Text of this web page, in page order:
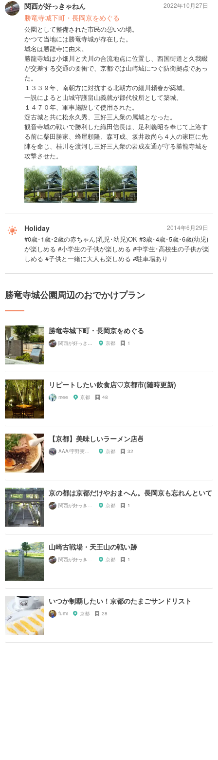
関西が好っきゃねん
勝竜寺城下町・長岡京をめぐる
公園として整備された市民の憩いの場。
かつて当地には勝竜寺城が存在した。
城名は勝龍寺に由来。
勝龍寺城は小畑川と犬川の合流地点に位置し、西国街道と久我畷
が交差する交通の要衝で、京都では山崎城につぐ防衛拠点であっ
た。
１３３９年、南朝方に対抗する北朝方の細川頼春が築城。
一説によると山城守護畠山義就が郡代役所として築城。
１４７０年、軍事施設して使用された。
淀古城と共に松永久秀、三好三人衆の属城となった。
観音寺城の戦いで勝利した織田信長は、足利義昭を奉じて上洛す
る前に柴田勝家、蜂屋頼隆、森可成、坂井政尚ら４人の家臣に先
陣を命じ、桂川を渡河し三好三人衆の岩成友通が守る勝龍寺城を
攻撃させた。
2022年10月27日
Holiday
#0歳･1歳･2歳の赤ちゃん(乳児･幼児)OK #3歳･4歳･5歳･6歳(幼児)
が楽しめる #小学生の子供が楽しめる #中学生･高校生の子供が楽
しめる #子供と一緒に大人も楽しめる #駐車場あり
2014年6月29日
勝竜寺城公園周辺のおでかけプラン
勝竜寺城下町・長岡京をめぐる
関西が好っきゃねん 京都 1
リピートしたい飲食店♡京都市(随時更新)
mee 京都 48
【京都】美味しいラーメン店🍜
AAA/宇野実彩子推し 京都 32
京の都は京都だけやおまへん。長岡京も忘れんといて
関西が好っきゃねん 京都 1
山崎古戦場・天王山の戦い跡
関西が好っきゃねん 京都 1
いつか制覇したい！京都のたまごサンドリスト
fumi 京都 28